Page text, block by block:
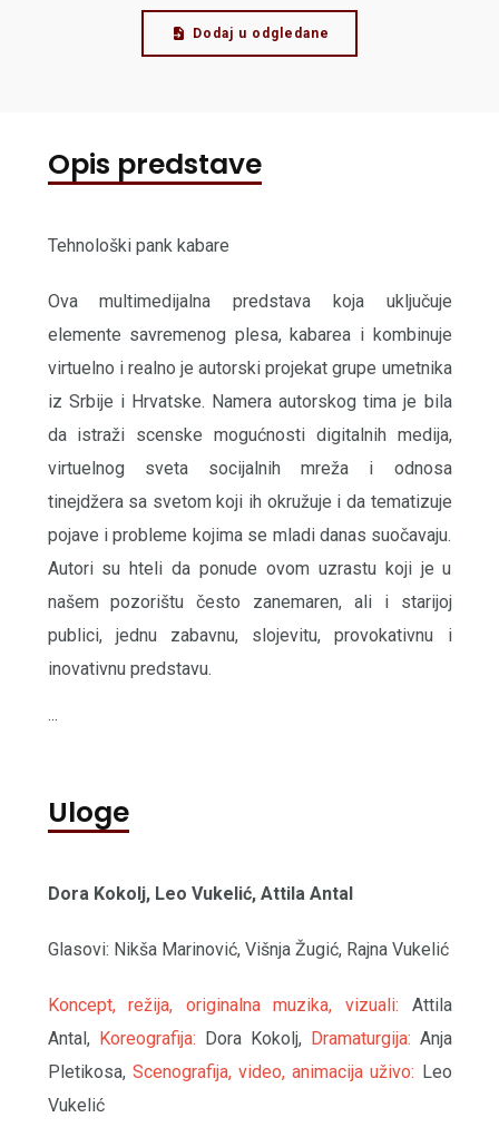
Dodaj u odgledane
Opis predstave
Tehnološki pank kabare
Ova multimedijalna predstava koja uključuje
elemente savremenog plesa, kabarea i kombinuje
virtuelno i realno je autorski projekat grupe umetnika
iz Srbije i Hrvatske. Namera autorskog tima je bila
da istraži scenske mogućnosti digitalnih medija,
virtuelnog sveta socijalnih mreža i odnosa
tinejdžera sa svetom koji ih okružuje i da tematizuje
pojave i probleme kojima se mladi danas suočavaju.
Autori su hteli da ponude ovom uzrastu koji je u
našem pozorištu često zanemaren, ali i starijoj
publici, jednu zabavnu, slojevitu, provokativnu i
inovativnu predstavu.
...
Uloge
Dora Kokolj, Leo Vukelić, Attila Antal
Glasovi: Nikša Marinović, Višnja Žugić, Rajna Vukelić
Koncept, režija, originalna muzika, vizuali: Attila
Antal, Koreografija: Dora Kokolj, Dramaturgija: Anja
Pletikosa, Scenografija, video, animacija uživo: Leo
Vukelić